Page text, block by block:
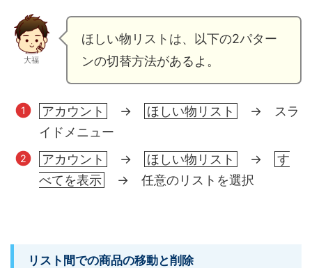
大福
ほしい物リストは、以下の2パター
ンの切替方法があるよ。
アカウント → ほしい物リスト
→ スラ
イドメニュー
アカウント
→ ほしい物リスト →
す
べてを表示
→ 任意のリストを選択
リスト間での商品の移動と削除